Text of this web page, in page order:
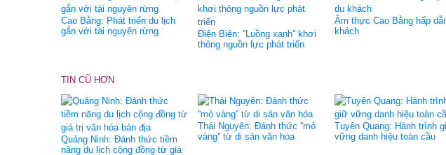
Cao Bằng: Phát triển du lịch
gắn với tài nguyên rừng
Điện Biên: ''Luồng xanh'' khơi
thông nguồn lực phát triển
Ẩm thực Cao Bằng hấp
khách
TIN CŨ HƠN
Quảng Ninh: Đánh thức tiềm
năng du lịch cộng đồng từ giá
Thái Nguyên: Đánh thức ''mỏ
vàng'' từ di sản văn hóa
Tuyên Quang: Hành trình
vững danh hiệu toàn cầu